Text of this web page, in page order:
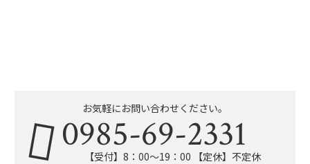
お気軽にお問い合わせください。
0985-69-2331
【受付】8：00〜19：00 【定休】不定休